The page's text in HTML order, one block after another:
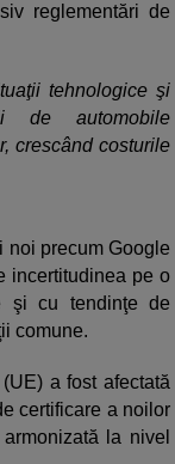
reglementări de
tehnologice şi
de automobile
crescând costurile
noi precum Google
incertitudinea pe o
şi cu tendinţe de
comune.
a fost afectată
certificare a noilor
la nivel